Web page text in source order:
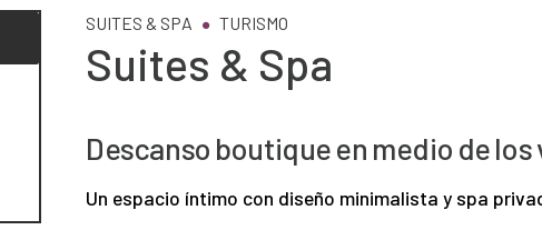
SUITES & SPA TURISMO
Suites & Spa
Descanso boutique en medio de los
Un espacio íntimo con diseño minimalista y spa